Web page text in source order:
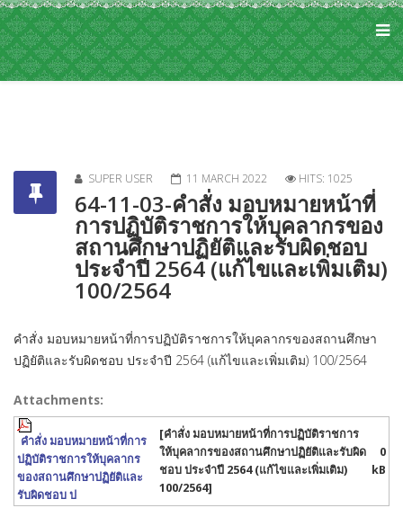
SUPER USER 11 MARCH 2022 HITS: 1025
64-11-03-คำสั่ง มอบหมายหน้าที่
การปฏิบัติราชการให้บุคลากรของ
สถานศึกษาปฏิยัติและรับผิดชอบ
ประจำปี 2564 (แก้ไขและเพิ่มเติม)
100/2564
คำสั่ง มอบหมายหน้าที่การปฏิบัติราชการให้บุคลากรของสถานศึกษา
ปฏิยัติและรับผิดชอบ ประจำปี 2564 (แก้ไขและเพิ่มเติม) 100/2564
Attachments:
คำสั่ง มอบหมายหน้าที่การ
ปฏิบัติราชการให้บุคลากร
ของสถานศึกษาปฏิยัติและ
รับผิดชอบ ป
[คำสั่ง มอบหมายหน้าที่การปฏิบัติราชการ
ให้บุคลากรของสถานศึกษาปฏิยัติและรับผิด
ชอบ ประจำปี 2564 (แก้ไขและเพิ่มเติม)
100/2564]
0
kB